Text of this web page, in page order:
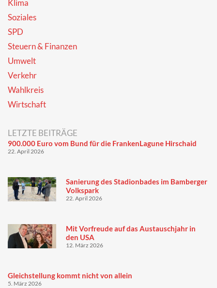
Klima
Soziales
SPD
Steuern & Finanzen
Umwelt
Verkehr
Wahlkreis
Wirtschaft
LETZTE BEITRÄGE
900.000 Euro vom Bund für die FrankenLagune Hirschaid
22. April 2026
Sanierung des Stadionbades im Bamberger
Volkspark
22. April 2026
Mit Vorfreude auf das Austauschjahr in
den USA
12. März 2026
Gleichstellung kommt nicht von allein
5. März 2026